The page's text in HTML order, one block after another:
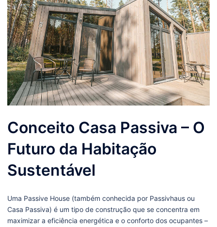
Conceito Casa Passiva – O
Futuro da Habitação
Sustentável
Uma Passive House (também conhecida por Passivhaus ou
Casa Passiva) é um tipo de construção que se concentra em
maximizar a eficiência energética e o conforto dos ocupantes –